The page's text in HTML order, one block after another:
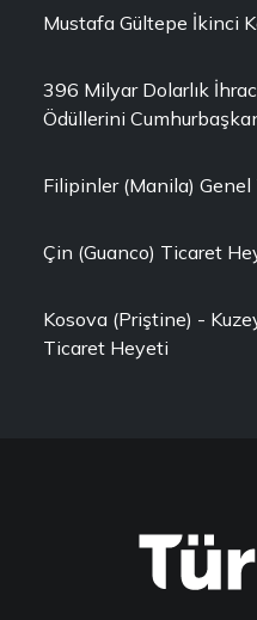
Mustafa Gültepe İkinci
396 Milyar Dolarlık
Ödüllerini
Filipinler (Manila)
Çin (Guanco) Ticaret
Kosova (Priştine) -
Ticaret Heyeti